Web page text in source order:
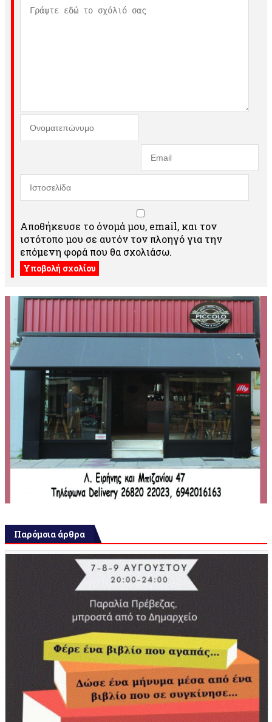
Αποθήκευσε το όνομά μου, email, και τον
ιστότοπο μου σε αυτόν τον πλοηγό για την
επόμενη φορά που θα σχολιάσω.
Παρόμοια άρθρα